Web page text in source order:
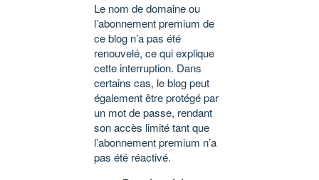
Le nom de domaine ou
l’abonnement premium de
ce blog n’a pas été
renouvelé, ce qui explique
cette interruption. Dans
certains cas, le blog peut
également être protégé par
un mot de passe, rendant
son accès limité tant que
l’abonnement premium n’a
pas été réactivé.